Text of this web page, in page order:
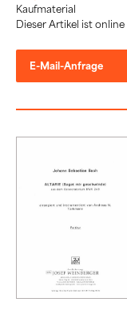
Kaufmaterial
Dieser Artikel ist
E-Mail-Anfrage